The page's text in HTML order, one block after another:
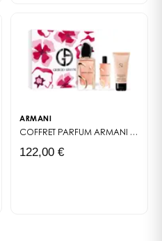
ARMANI
COFFRET PARFUM ARMANI SI INTENSE
122,00 €